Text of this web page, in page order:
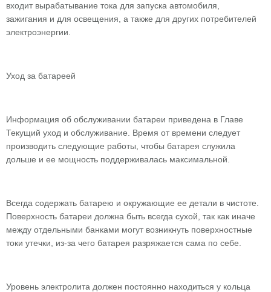
входит вырабатывание тока для запуска автомобиля,
зажигания и для освещения, а также для других потребителей
электроэнергии.
Уход за батареей
Информация об обслуживании батареи приведена в Главе
Текущий уход и обслуживание. Время от времени следует
производить следующие работы, чтобы батарея служила
дольше и ее мощность поддерживалась максимальной.
Всегда содержать батарею и окружающие ее детали в чистоте.
Поверхность батареи должна быть всегда сухой, так как иначе
между отдельными банками могут возникнуть поверхностные
токи утечки, из-за чего батарея разряжается сама по себе.
Уровень электролита должен постоянно находиться у кольца